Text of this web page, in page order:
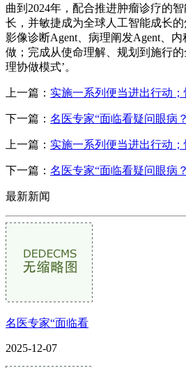
曲到2024年，配合推进肿瘤诊疗的
长，并敏捷成为全球人工智能成长
影像诊断Agent、病理阐发Agent、
做；完成从使命理解、规划到施行
理协做模式’。
上一篇： 实施一系列便当进出行动
下一篇： 名医专家“面临看疑问眼病？
上一篇： 实施一系列便当进出行动
下一篇： 名医专家“面临看疑问眼病？
最新新闻
名医专家“面临看
2025-12-07